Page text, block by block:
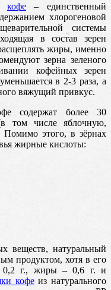
кофе– единственный
хлорогеновой
системы
в состав зерен
жиры, именно
зерна зеленого
кофейных зерен
в 2-3 раза, а
вяжущий привкус.
содержат более 30
том числе яблочную,
этого, в зёрнах
жирные кислоты:
веществ, натуральный
продуктом, хотя в его
0,2 г., жиры – 0,6 г. и
кофе из натурального